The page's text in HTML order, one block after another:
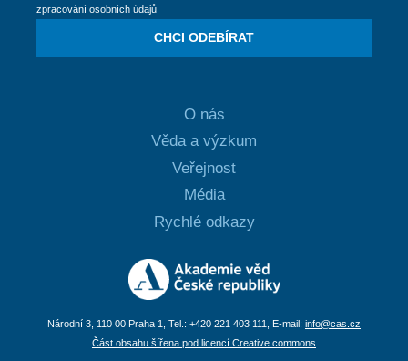
zpracování osobních údajů
CHCI ODEBÍRAT
O nás
Věda a výzkum
Veřejnost
Média
Rychlé odkazy
Národní 3, 110 00 Praha 1, Tel.: +420 221 403 111, E-mail: info@cas.cz
Část obsahu šířena pod licencí Creative commons